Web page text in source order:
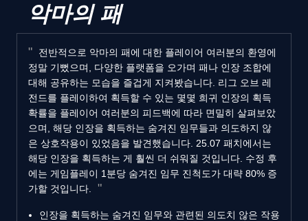
악마의 패
전반적으로 악마의 패에 대한 플레이어 여러분의 환영에
정말 기뻤으며, 다양한 플랫폼을 오가며 패나 인장 조합에
대해 공유하는 모습을 즐겁게 지켜봤습니다. 리그 오브 레
전드를 플레이하여 획득할 수 있는 몇몇 희귀 인장의 획득
확률을 플레이어 여러분의 피드백에 따라 면밀히 살펴보았
으며, 해당 인장을 획득하는 숨겨진 임무들과 의도하지 않
은 상호작용이 있었음을 발견했습니다. 25.07 패치에서는
해당 인장을 획득하는 게 훨씬 더 쉬워질 것입니다. 수정 후
에는 게임플레이 1분당 숨겨진 임무 진척도가 대략 80% 증
가할 것입니다.
인장을 획득하는 숨겨진 임무와 관련된 의도치 않은 작용